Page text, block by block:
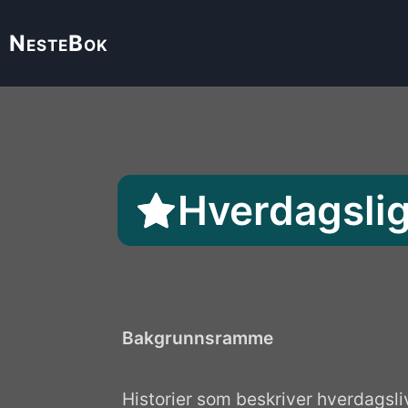
NesteBok
Hverdagslig
Bakgrunnsramme
Historier som beskriver